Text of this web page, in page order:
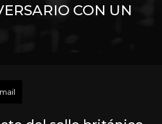
CON UN